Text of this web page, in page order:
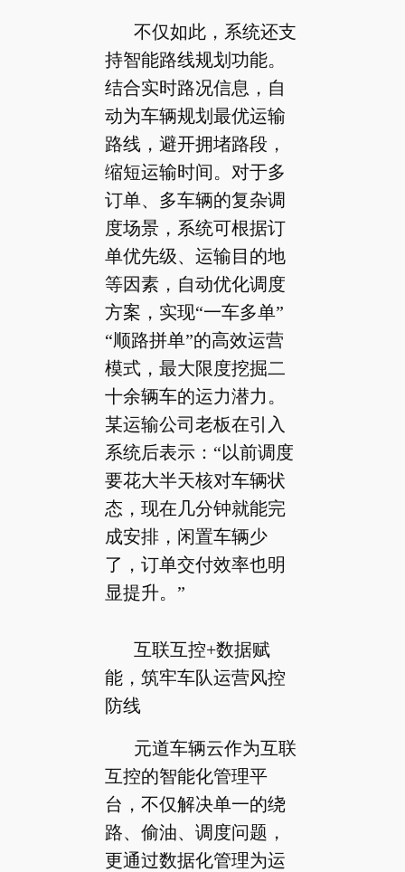
不仅如此，系统还支
持智能路线规划功能。
结合实时路况信息，自
动为车辆规划最优运输
路线，避开拥堵路段，
缩短运输时间。对于多
订单、多车辆的复杂调
度场景，系统可根据订
单优先级、运输目的地
等因素，自动优化调度
方案，实现“一车多单”
“顺路拼单”的高效运营
模式，最大限度挖掘二
十余辆车的运力潜力。
某运输公司老板在引入
系统后表示：“以前调度
要花大半天核对车辆状
态，现在几分钟就能完
成安排，闲置车辆少
了，订单交付效率也明
显提升。”
互联互控+数据赋
能，筑牢车队运营风控
防线
元道车辆云作为互联
互控的智能化管理平
台，不仅解决单一的绕
路、偷油、调度问题，
更通过数据化管理为运